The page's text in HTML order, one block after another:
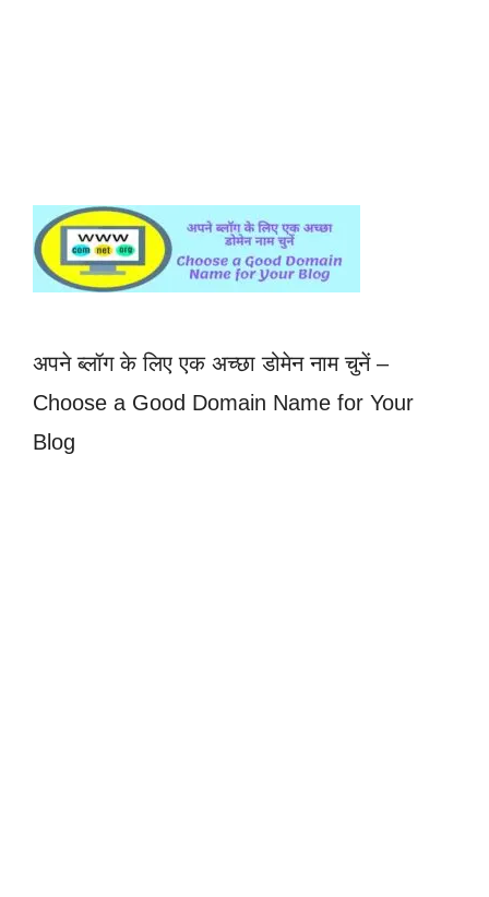
अपने ब्लॉग के लिए एक अच्छा डोमेन नाम चुनें –
Choose a Good Domain Name for Your
Blog